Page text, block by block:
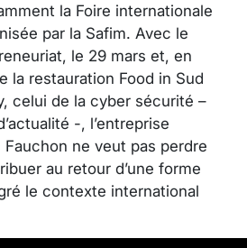
la Foire internationale
par la Safim. Avec le
le 29 mars et, en
la restauration Food in Sud
celui de la cyber sécurité –
-, l’entreprise
ne veut pas perdre
au retour d’une forme
le contexte international